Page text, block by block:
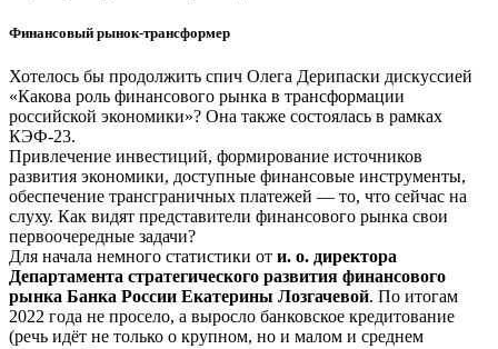
Финансовый рынок-трансформер
Хотелось бы продолжить спич Олега Дерипаски дискуссией
«Какова роль финансового рынка в трансформации
российской экономики»? Она также состоялась в рамках
КЭФ-23.
Привлечение инвестиций, формирование источников
развития экономики, доступные финансовые инструменты,
обеспечение трансграничных платежей — то, что сейчас на
слуху. Как видят представители финансового рынка свои
первоочередные задачи?
Для начала немного статистики от и. о. директора
Департамента стратегического развития финансового
рынка Банка России Екатерины Лозгачевой. По итогам
2022 года не просело, а выросло банковское кредитование
(речь идёт не только о крупном, но и малом и среднем